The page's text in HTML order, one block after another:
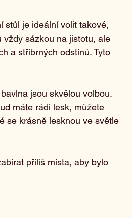
stůl je ideální volit takové,
vždy sázkou na jistotu, ale
a stříbrných odstínů. Tyto
jsou skvělou volbou.
máte rádi lesk, můžete
se krásně lesknou ve světle
příliš místa, aby bylo